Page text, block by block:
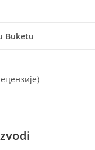
Buketu